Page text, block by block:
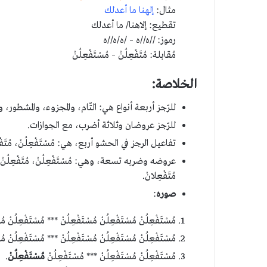
مثال: إلهنا ما أعدلك
تقطيع: إلاهنا/ ما أعدلك
رموز: //ه//ه – /ه/ه//ه
مُقابلة: مُتَفْعِلُنْ – مُسْتَفْعِلُنْ
الخلاصة:
للرّجز أربعة أنواع هي: التّام، والمجزوء، والمشطور،
للرّجز عروضان وثلاثة أضرب، مع الجوازات.
تفاعيل الرجز في الحشو أربع، هي: مُسْتَفْعِلُنْ،
عروضه وضربه تسعة، وهي: مُسْتَفْعِلُنْ،
مُتَفْعِلانْ.
صوره:
مُسْتَفْعِلُنْ مُسْتَفْعِلُنْ مُسْتَفْعِلُنْ *** مُسْتَفْعِلُنْ
مُسْتَفْعِلُنْ مُسْتَفْعِلُنْ مُسْتَفْعِلُنْ *** مُسْتَفْعِلُنْ
مُسْتَفْعِلُنْ مُسْتَفْعِلُنْ *** مُسْتَفْعِلُنْ مُسْتَفْعِلُنْ.